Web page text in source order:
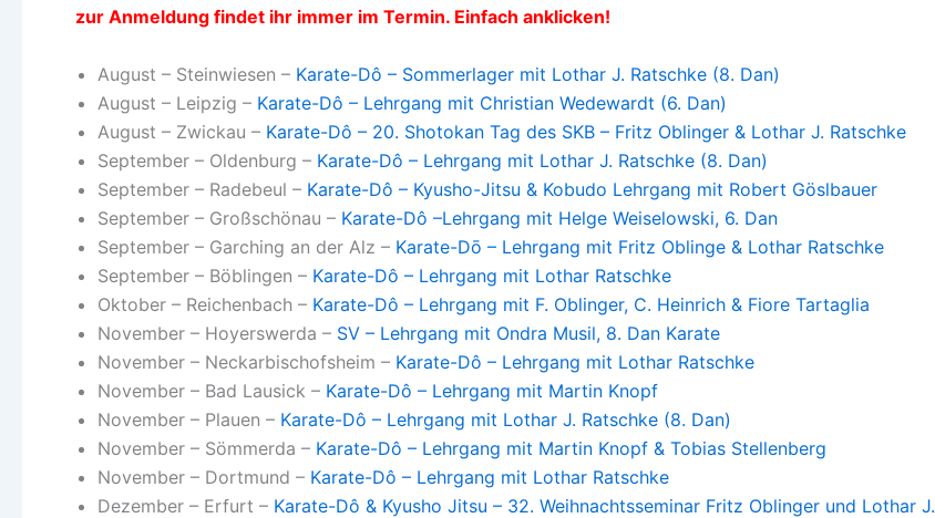
zur Anmeldung findet ihr immer im Termin. Einfach anklicken!
August – Steinwiesen – Karate-Dô – Sommerlager mit Lothar J. Ratschke (8. Dan)
August – Leipzig – Karate-Dô – Lehrgang mit Christian Wedewardt (6. Dan)
August – Zwickau – Karate-Dô – 20. Shotokan Tag des SKB – Fritz Oblinger & Lothar J. Ratschke
September – Oldenburg – Karate-Dô – Lehrgang mit Lothar J. Ratschke (8. Dan)
September – Radebeul – Karate-Dô – Kyusho-Jitsu & Kobudo Lehrgang mit Robert Göslbauer
September – Großschönau – Karate-Dô –Lehrgang mit Helge Weiselowski, 6. Dan
September – Garching an der Alz – Karate-Dō – Lehrgang mit Fritz Oblinge & Lothar Ratschke
September – Böblingen – Karate-Dô – Lehrgang mit Lothar Ratschke
Oktober – Reichenbach – Karate-Dô – Lehrgang mit F. Oblinger, C. Heinrich & Fiore Tartaglia
November – Hoyerswerda – SV – Lehrgang mit Ondra Musil, 8. Dan Karate
November – Neckarbischofsheim – Karate-Dô – Lehrgang mit Lothar Ratschke
November – Bad Lausick – Karate-Dô – Lehrgang mit Martin Knopf
November – Plauen – Karate-Dô – Lehrgang mit Lothar J. Ratschke (8. Dan)
November – Sömmerda – Karate-Dô – Lehrgang mit Martin Knopf & Tobias Stellenberg
November – Dortmund – Karate-Dô – Lehrgang mit Lothar Ratschke
Dezember – Erfurt – Karate-Dô & Kyusho Jitsu – 32. Weihnachtsseminar Fritz Oblinger und Lothar J.